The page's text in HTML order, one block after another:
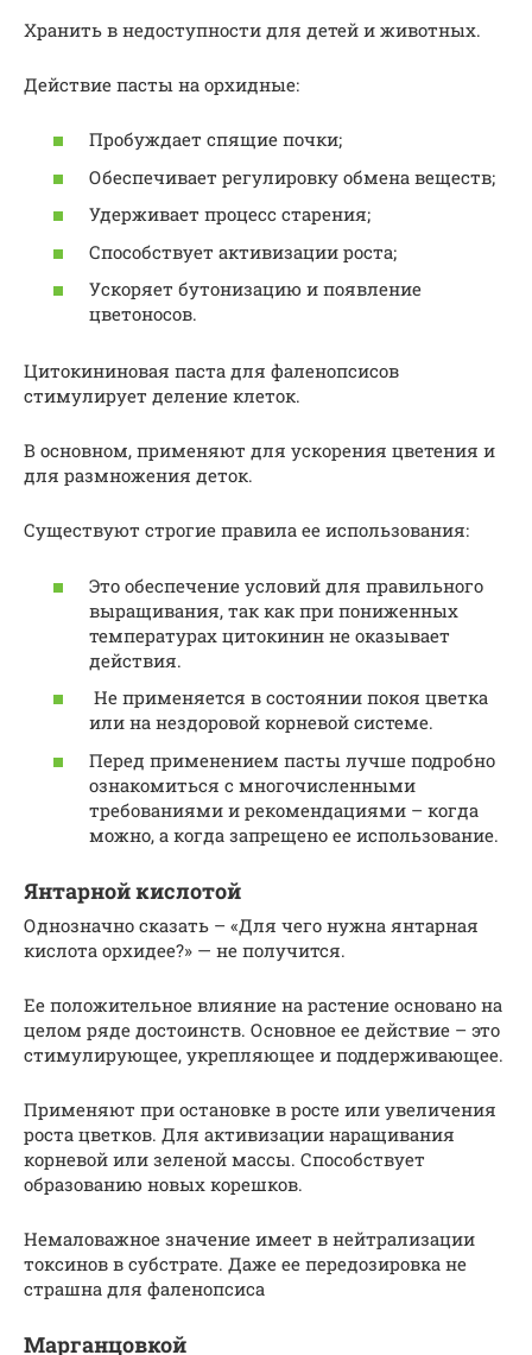
Хранить в недоступности для детей и животных.
Действие пасты на орхидные:
Пробуждает спящие почки;
Обеспечивает регулировку обмена веществ;
Удерживает процесс старения;
Способствует активизации роста;
Ускоряет бутонизацию и появление
цветоносов.
Цитокининовая паста для фаленопсисов
стимулирует деление клеток.
В основном, применяют для ускорения цветения и
для размножения деток.
Существуют строгие правила ее использования:
Это обеспечение условий для правильного
выращивания, так как при пониженных
температурах цитокинин не оказывает
действия.
Не применяется в состоянии покоя цветка
или на нездоровой корневой системе.
Перед применением пасты лучше подробно
ознакомиться с многочисленными
требованиями и рекомендациями – когда
можно, а когда запрещено ее использование.
Янтарной кислотой
Однозначно сказать – «Для чего нужна янтарная
кислота орхидее?» — не получится.
Ее положительное влияние на растение основано на
целом ряде достоинств. Основное ее действие – это
стимулирующее, укрепляющее и поддерживающее.
Применяют при остановке в росте или увеличения
роста цветков. Для активизации наращивания
корневой или зеленой массы. Способствует
образованию новых корешков.
Немаловажное значение имеет в нейтрализации
токсинов в субстрате. Даже ее передозировка не
страшна для фаленопсиса
Марганцовкой